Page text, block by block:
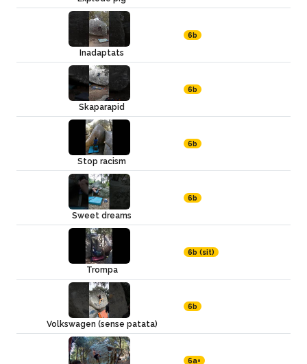
Inadaptats
6b
Skaparapid
6b
Stop racism
6b
Sweet dreams
6b
Trompa
6b (sit)
Volkswagen (sense patata)
6b
6a+